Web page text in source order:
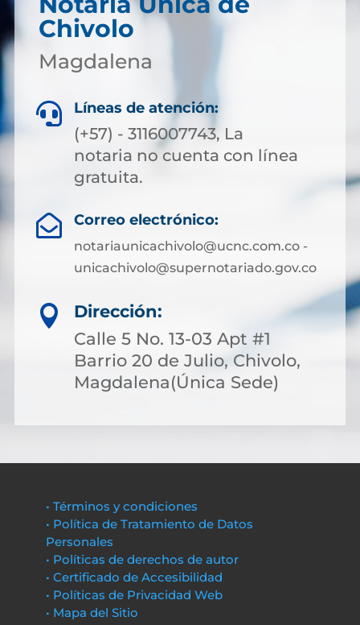
Chivolo
Magdalena
 Líneas de atención:
(+57) - 3116007743, La
notaria no cuenta con línea
gratuita.
 Correo electrónico:
notariaunicachivolo@ucnc.com.co -
unicachivolo@supernotariado.gov.co

Dirección:
Calle 5 No. 13-03 Apt #1
Barrio 20 de Julio, Chivolo,
Magdalena(Única Sede)
• Términos y condiciones
• Política de Tratamiento de Datos
Personales
• Políticas de derechos de autor
• Certificado de Accesibilidad
• Políticas de Privacidad Web
• Mapa del Sitio